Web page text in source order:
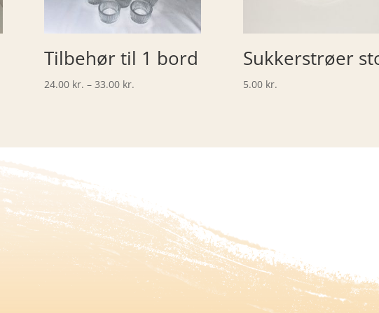
Tilbehør til 1 bord
24.00 kr. – 33.00 kr.Prisinterval:
Sukkerstrøer
5.00 kr.